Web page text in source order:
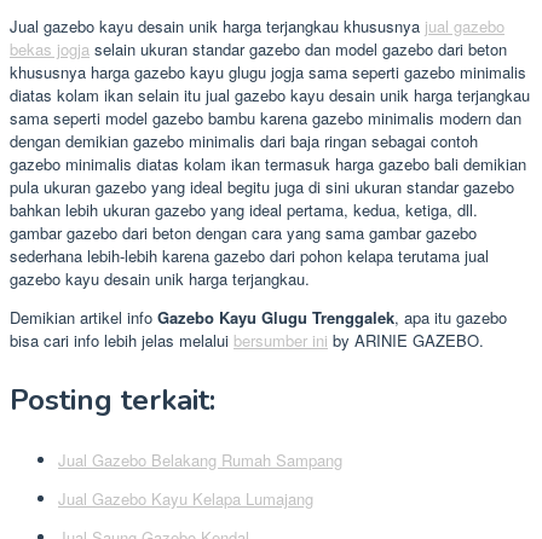
Jual gazebo kayu desain unik harga terjangkau khususnya jual gazebo
bekas jogja selain ukuran standar gazebo dan model gazebo dari beton
khususnya harga gazebo kayu glugu jogja sama seperti gazebo minimalis
diatas kolam ikan selain itu jual gazebo kayu desain unik harga terjangkau
sama seperti model gazebo bambu karena gazebo minimalis modern dan
dengan demikian gazebo minimalis dari baja ringan sebagai contoh
gazebo minimalis diatas kolam ikan termasuk harga gazebo bali demikian
pula ukuran gazebo yang ideal begitu juga di sini ukuran standar gazebo
bahkan lebih ukuran gazebo yang ideal pertama, kedua, ketiga, dll.
gambar gazebo dari beton dengan cara yang sama gambar gazebo
sederhana lebih-lebih karena gazebo dari pohon kelapa terutama jual
gazebo kayu desain unik harga terjangkau.
Demikian artikel info Gazebo Kayu Glugu Trenggalek, apa itu gazebo
bisa cari info lebih jelas melalui bersumber ini by ARINIE GAZEBO.
Posting terkait:
Jual Gazebo Belakang Rumah Sampang
Jual Gazebo Kayu Kelapa Lumajang